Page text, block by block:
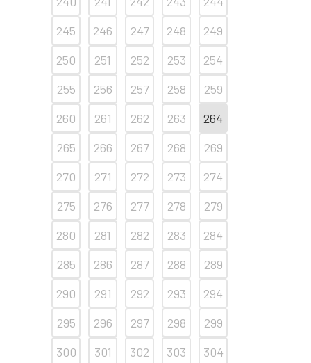
245
246 247 248
249
250
251 252 253
254
255
256 257 258
259
260
261 262 263
264
265
266 267 268
269
270
271 272 273
274
275
276 277 278
279
280
281 282 283
284
285
286 287 288
289
290
291 292 293
294
295
296 297 298
299
300
301 302 303
304